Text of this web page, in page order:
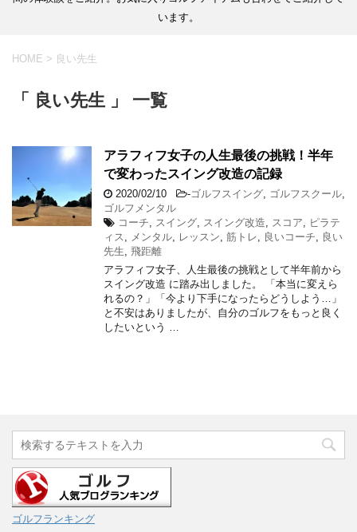
います。
HOME > 良い先生
「 良い先生 」 一覧
アラフィフ女子の人生最後の挑戦！半年
で変わったスイング改造の記録
2020/02/10 -ゴルフスイング ゴルフスクール
ゴルフメンタル
コーチ
スイング スイング改造 スコア
ピラテ
ィス
メンタル レッスン 筋トレ 良いコーチ
良い
先生 飛距離
アラフィフ女子、人生最後の挑戦として半年前から
スイング改造 に踏み出しました。 「本当に変えら
れるの？」「今より下手になったらどうしよう…」
と不安はありましたが、自分のゴルフをもっと良く
したいという …
ゴルフランキング